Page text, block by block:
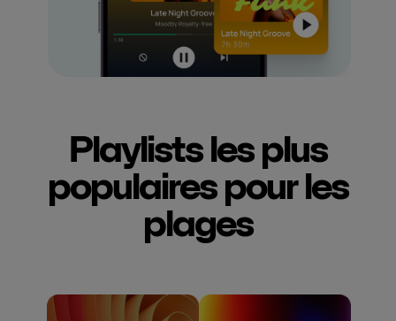
Playlists les plus
populaires pourles
plages